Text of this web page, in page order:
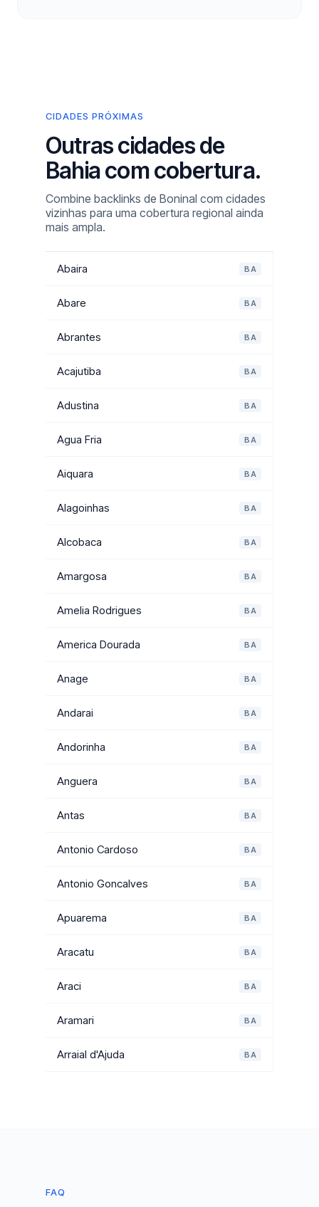
CIDADES PRÓXIMAS
Outras cidades de
Bahia com cobertura.
Combine backlinks de Boninal com cidades
vizinhas para uma cobertura regional ainda
mais ampla.
Abaira BA
Abare BA
Abrantes BA
Acajutiba BA
Adustina BA
Agua Fria BA
Aiquara BA
Alagoinhas BA
Alcobaca BA
Amargosa BA
Amelia Rodrigues BA
America Dourada BA
Anage BA
Andarai BA
Andorinha BA
Anguera BA
Antas BA
Antonio Cardoso BA
Antonio Goncalves BA
Apuarema BA
Aracatu BA
Araci BA
Aramari BA
Arraial d'Ajuda BA
FAQ